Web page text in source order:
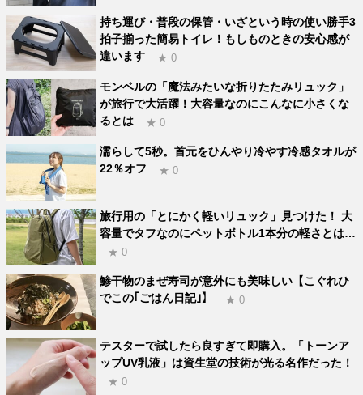
持ち運び・普段の保管・いざという時の使い勝手3
拍子揃った簡易トイレ！もしものときの安心感が
違います
★ 0
モンベルの「魔法みたいな折りたたみリュック」
が旅行で大活躍！大容量なのにこんなに小さくな
るとは
★ 0
濡らして5秒。首元をひんやり冷やす冷感タオルが
22％オフ
★ 0
旅行用の「とにかく軽いリュック」見つけた！ 大
容量でタフなのにペットボトル1本分の軽さとは…
★ 0
鯵干物のまぜ寿司が意外にも美味しい【こぐれひ
でこの｢ごはん日記｣】
★ 0
テスターで試したら良すぎて即購入。「トーンア
ップUV乳液」は資生堂の技術が光る名作だった！
★ 0